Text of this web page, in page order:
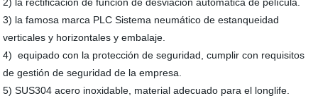
3) la famosa marca PLC Sistema neumático de estanqueidad
verticales y horizontales y embalaje.
4) equipado con la protección de seguridad, cumplir con requisitos
de gestión de seguridad de la empresa.
5) SUS304 acero inoxidable, material adecuado para el longlife.